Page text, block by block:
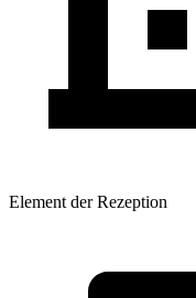
Element der Rezeption